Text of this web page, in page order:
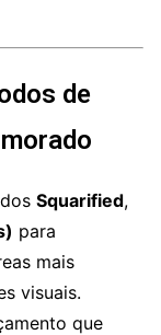
de
Squarified,
para
mais
visuais.
que